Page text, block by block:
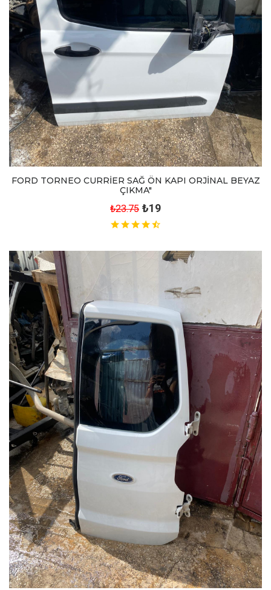
FORD TORNEO CURRİER SAĞ ÖN KAPI ORJİNAL BEYAZ
ÇIKMA"
₺23.75 ₺19